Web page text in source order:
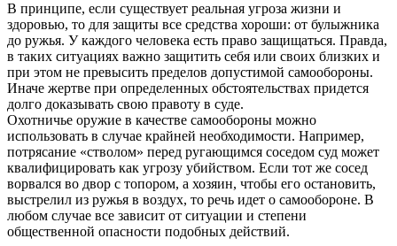
В принципе, если существует реальная угроза жизни и
здоровью, то для защиты все средства хороши: от булыжника
до ружья. У каждого человека есть право защищаться. Правда,
в таких ситуациях важно защитить себя или своих близких и
при этом не превысить пределов допустимой самообороны.
Иначе жертве при определенных обстоятельствах придется
долго доказывать свою правоту в суде.
Охотничье оружие в качестве самообороны можно
использовать в случае крайней необходимости. Например,
потрясание «стволом» перед ругающимся соседом суд может
квалифицировать как угрозу убийством. Если тот же сосед
ворвался во двор с топором, а хозяин, чтобы его остановить,
выстрелил из ружья в воздух, то речь идет о самообороне. В
любом случае все зависит от ситуации и степени
общественной опасности подобных действий.